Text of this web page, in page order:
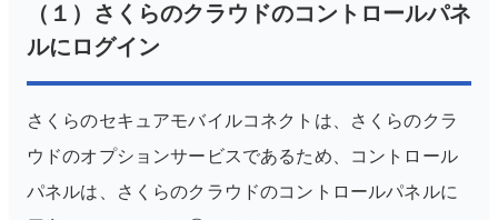
（１）さくらのクラウドのコントロールパネ
ルにログイン
さくらのセキュアモバイルコネクトは、さくらのクラ
ウドのオプションサービスであるため、コントロール
パネルは、さくらのクラウドのコントロールパネルに